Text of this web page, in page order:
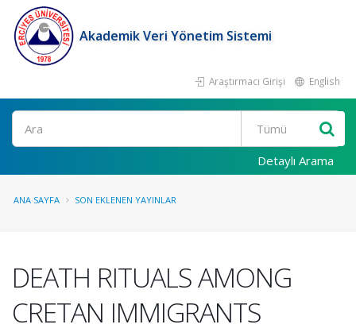
Akademik Veri Yönetim Sistemi
Araştırmacı Girişi English
Ara
Detaylı Arama
ANA SAYFA SON EKLENEN YAYINLAR
DEATH RITUALS AMONG
CRETAN IMMIGRANTS